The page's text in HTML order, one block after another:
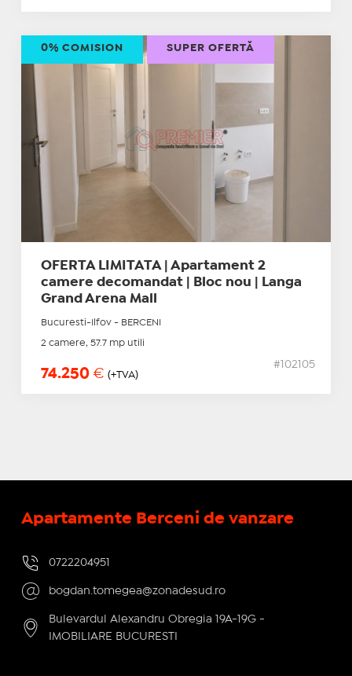
OFERTA LIMITATA | Apartament 2
camere decomandat | Bloc nou | Langa
Grand Arena Mall
Bucuresti-Ilfov - BERCENI
2 camere, 57.7 mp utili
74.250 € (+TVA)
#102105
0% COMISION SUPER OFERTĂ
Apartamente Berceni de vanzare
0722204951
bogdan.tomegea@zonadesud.ro
Bulevardul Alexandru Obregia 19A-19G -
IMOBILIARE BUCURESTI